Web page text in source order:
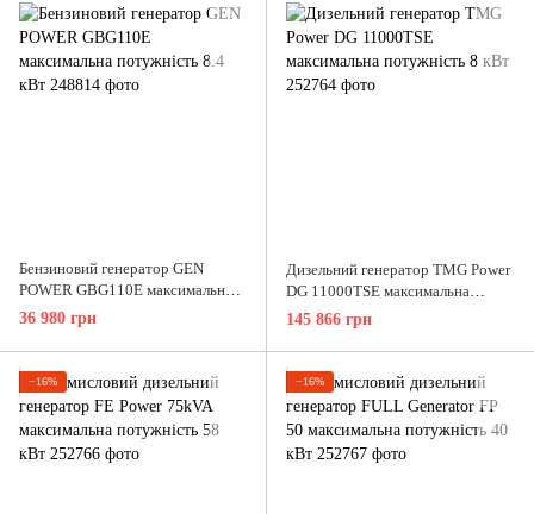
Бензиновий генератор GEN
POWER GBG110E максимальна
потужність 8.4 кВт
36 980 грн
Дизельний генератор TMG Power
DG 11000TSE максимальна
потужність 8 кВт
145 866 грн
−16% −16%